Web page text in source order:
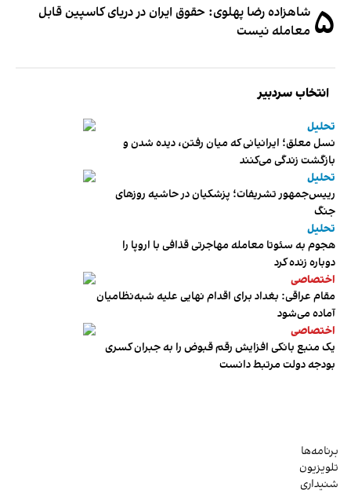
۵ شاهزاده رضا پهلوی: حقوق ایران در دریای کاسپین قابل
معامله نیست
انتخاب سردبیر
تحلیل
نسل معلق؛ ایرانیانی که میان رفتن، دیده شدن و
بازگشت زندگی می‌کنند
تحلیل
رییس‌جمهور تشریفات؛ پزشکیان در حاشیه روزهای
جنگ
تحلیل
هجوم به سئوتا معامله مهاجرتی قذافی با اروپا را
دوباره زنده کرد
اختصاصی
مقام عراقی: بغداد برای اقدام نهایی علیه شبه‌نظامیان
آماده می‌شود
اختصاصی
یک منبع بانکی افزایش رقم قبوض را به جبران کسری
بودجه دولت مرتبط دانست
برنامه‌ها
تلویزیون
شنیداری